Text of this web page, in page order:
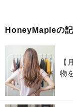
HoneyMapleの
【
物